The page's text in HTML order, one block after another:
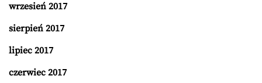
wrzesień 2017
sierpień 2017
lipiec 2017
czerwiec 2017